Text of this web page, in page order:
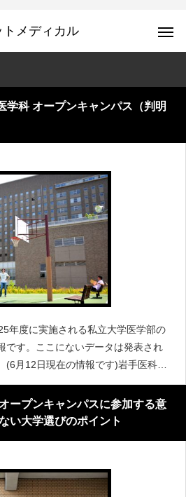
トメディカル
学科 オープンキャンパス（判明
年度に実施される私立大学医学部の
です。ここにないデータは発表され
(6月12日現在の情報です)岩手医科大
矢巾キャンパス）時期：2025年7月2
ープンキャンパスに参加する意
い大学選びのポイント